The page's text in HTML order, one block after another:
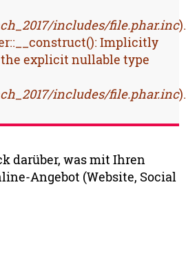
includes/file.phar.inc).
Implicitly
explicit nullable type
includes/file.phar.inc).
darüber, was mit Ihren
Angebot (Website, Social